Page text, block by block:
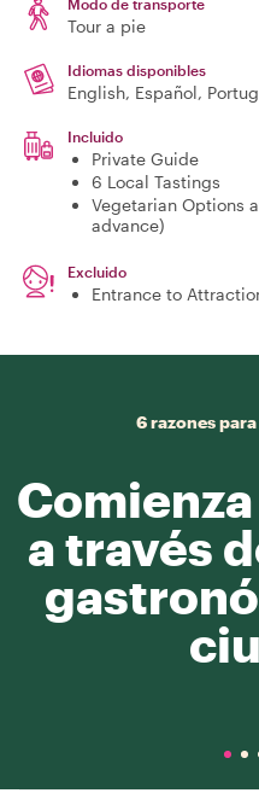
Modo de transporte
Tour a pie
Idiomas disponibles
English, Español,
Incluido
Private Guide
6 Local Tastings
Vegetarian Options
advance)
Excluido
Entrance to
6 razones
a través